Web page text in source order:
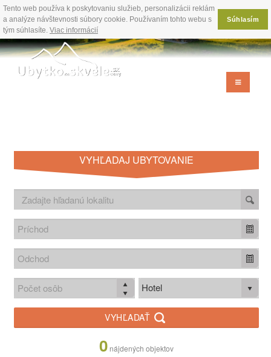
Tento web používa k poskytovaniu služieb, personalizácii reklám
a analýze návštevnosti súbory cookie. Používaním tohto webu s
tým súhlasíte. Viac informácií
Súhlasím
VYHĽADAJ UBYTOVANIE
Hotel
VYHĽADAŤ
0 nájdených objektov